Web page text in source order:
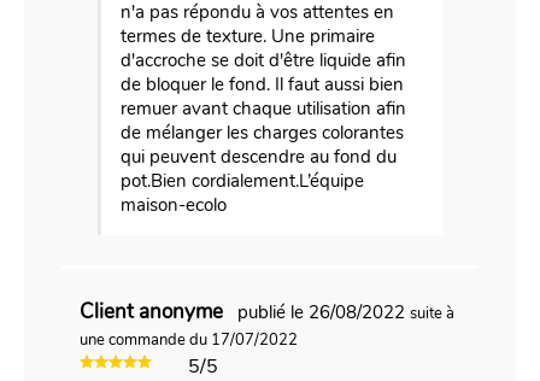
n'a pas répondu à vos attentes en
termes de texture. Une primaire
d'accroche se doit d'être liquide afin
de bloquer le fond. Il faut aussi bien
remuer avant chaque utilisation afin
de mélanger les charges colorantes
qui peuvent descendre au fond du
pot.Bien cordialement.L’équipe
maison-ecolo
Client anonyme publié le 26/08/2022 suite à
une commande du 17/07/2022
5/5